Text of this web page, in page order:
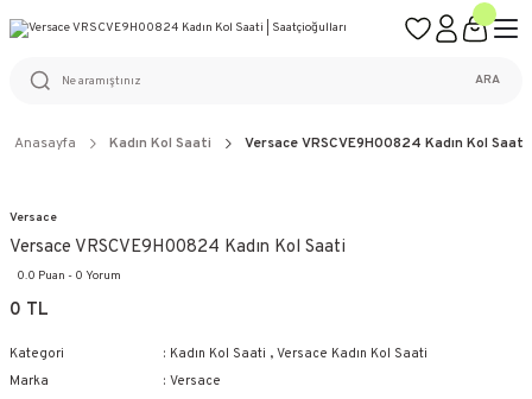
%100 ORİJİNAL ÜRÜN GARANTİSİ
ARA
Anasayfa Kadın Kol Saati Versace VRSCVE9H00824 Kadın Kol Saati
Versace
Versace VRSCVE9H00824 Kadın Kol Saati
0.0 Puan - 0 Yorum
0 TL
Kategori Kadın Kol Saati , Versace Kadın Kol Saati
Marka
Versace